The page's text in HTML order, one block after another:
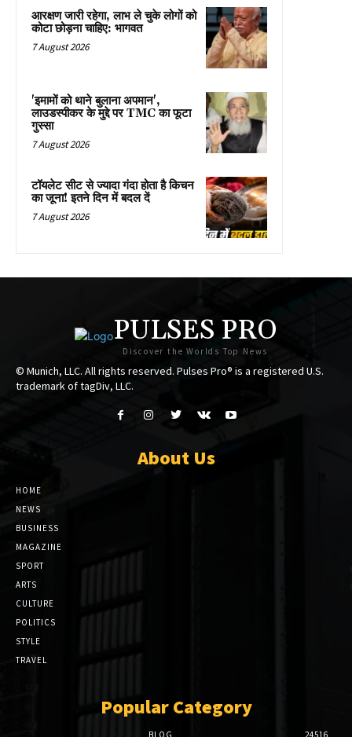
आरक्षण जारी रहेगा, लाभ ले चुके लोगों को
कोटा छोड़ना चाहिए: भागवत
7 August 2026
'इमामों को थाने बुलाना अपमान',
लाउडस्पीकर के मुद्दे पर TMC का फूटा
गुस्सा
7 August 2026
टॉयलेट सीट से ज्यादा गंदा होता है किचन
का जूना! इतने दिन में बदल दें
7 August 2026
PULSES PRO
Discover the Worlds Top News
© Munich, LLC. All rights reserved. Pulses Pro® is a registered U.S.
trademark of tagDiv, LLC.
About Us
HOME
NEWS
BUSINESS
MAGAZINE
SPORT
ARTS
CULTURE
POLITICS
STYLE
TRAVEL
Popular Category
BLOG 24516